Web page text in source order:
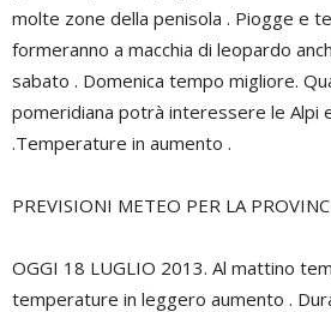
molte zone della penisola . Piogge e
formeranno a macchia di leopardo
sabato . Domenica tempo migliore.
pomeridiana potrà interessere le Alpi
.Temperature in aumento .
PREVISIONI METEO PER LA
OGGI 18 LUGLIO 2013. Al mattino
temperature in leggero aumento .